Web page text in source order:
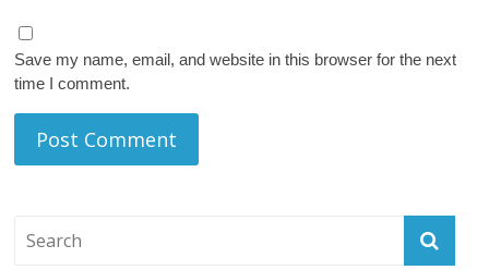
Save my name, email, and website in this browser for the next
time I comment.